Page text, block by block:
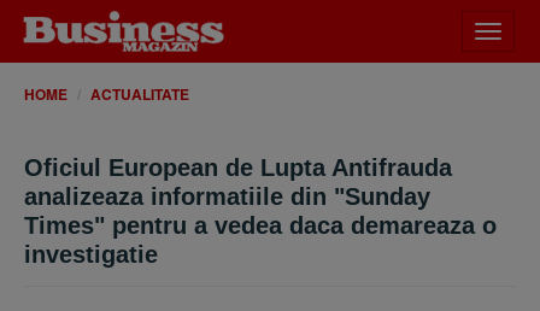
meniu
HOME ACTUALITATE
Oficiul European de Lupta Antifrauda
analizeaza informatiile din "Sunday
Times" pentru a vedea daca demareaza o
investigatie